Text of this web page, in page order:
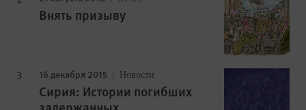
Внять призыву
16 декабря 2015 Новости
Сирия: Истории погибших